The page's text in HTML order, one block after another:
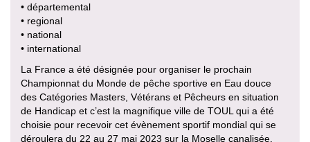
• départemental
• regional
• national
• international
La France a été désignée pour organiser le prochain
Championnat du Monde de pêche sportive en Eau douce
des Catégories Masters, Vétérans et Pêcheurs en situation
de Handicap et c’est la magnifique ville de TOUL qui a été
choisie pour recevoir cet évènement sportif mondial qui se
déroulera du 22 au 27 mai 2023 sur la Moselle canalisée.